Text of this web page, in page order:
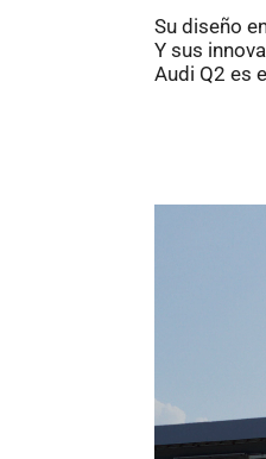
Su diseño
Y sus
Audi Q2 es